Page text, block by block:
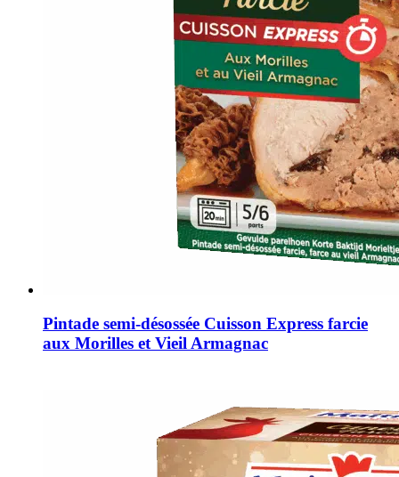
Pintade semi-désossée Cuisson Express farcie
aux Morilles et Vieil Armagnac